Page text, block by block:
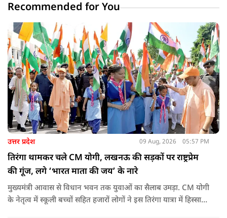
Recommended for You
उत्तर प्रदेश 09 Aug, 2026 05:57 PM
तिरंगा थामकर चले CM योगी, लखनऊ की सड़कों पर राष्ट्रप्रेम
की गूंज, लगे ‘भारत माता की जय’ के नारे
मुख्यमंत्री आवास से विधान भवन तक युवाओं का सैलाब उमड़ा. CM योगी
के नेतृत्व में स्कूली बच्चों सहित हजारों लोगों ने इस तिरंगा यात्रा में हिस्सा